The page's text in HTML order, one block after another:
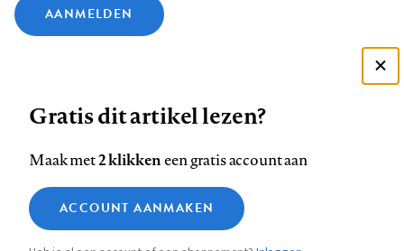
AANMELDEN
ons
op
Facebook
ons
op
LinkedIn
ons
op
Bluesky
ons
op
Instagram
ons
op
YouTube
ons
Footer
Contact Colofon Disclaimer Privacy
Medische vragen verdienen
betrouwbare antwoorden
Gratis dit artikel lezen?
Maak met2 klikkeneen gratis account aan
ACCOUNT AANMAKEN
Zie onze cookie policy
Analytische cookies